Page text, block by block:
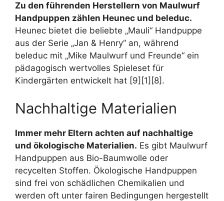
Zu den führenden Herstellern von Maulwurf
Handpuppen zählen Heunec und beleduc.
Heunec bietet die beliebte „Mauli“ Handpuppe
aus der Serie „Jan & Henry“ an, während
beleduc mit „Mike Maulwurf und Freunde“ ein
pädagogisch wertvolles Spieleset für
Kindergärten entwickelt hat [9][1][8].
Nachhaltige Materialien
Immer mehr Eltern achten auf nachhaltige
und ökologische Materialien. Es gibt Maulwurf
Handpuppen aus Bio-Baumwolle oder
recycelten Stoffen. Ökologische Handpuppen
sind frei von schädlichen Chemikalien und
werden oft unter fairen Bedingungen hergestellt